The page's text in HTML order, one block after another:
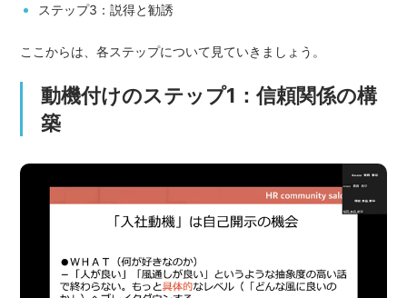
ステップ3：説得と勧誘
ここからは、各ステップについて見ていきましょう。
動機付けのステップ1：信頼関係の構
築